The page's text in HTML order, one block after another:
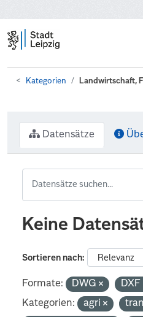
Kategorien Landwirtschaft,
Datensätze
Keine
Sortieren nach
Formate: DWG DXF
Kategorien:
agri